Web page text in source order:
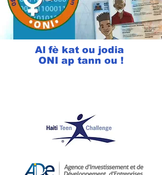
Al fè kat ou jodia
ONI ap tann ou !